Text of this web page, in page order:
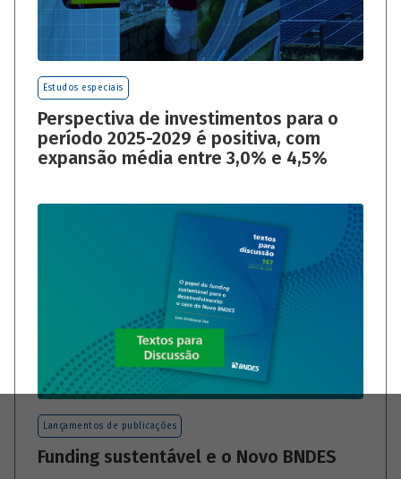
Estudos especiais
Perspectiva de investimentos para o
período 2025-2029 é positiva, com
expansão média entre 3,0% e 4,5%
Lançamentos de publicações
Funding sustentável e o Novo BNDES